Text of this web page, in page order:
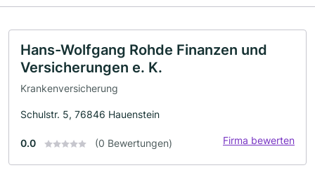
Hans-Wolfgang Rohde Finanzen und
Versicherungen e. K.
Krankenversicherung
Schulstr. 5, 76846 Hauenstein
0.0 (0 Bewertungen) Firma bewerten